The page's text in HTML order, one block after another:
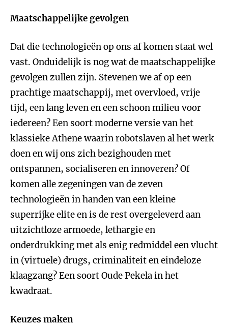
Maatschappelijke gevolgen
Dat die technologieën op ons af komen staat wel
vast. Onduidelijk is nog wat de maatschappelijke
gevolgen zullen zijn. Stevenen we af op een
prachtige maatschappij, met overvloed, vrije
tijd, een lang leven en een schoon milieu voor
iedereen? Een soort moderne versie van het
klassieke Athene waarin robotslaven al het werk
doen en wij ons zich bezighouden met
ontspannen, socialiseren en innoveren? Of
komen alle zegeningen van de zeven
technologieën in handen van een kleine
superrijke elite en is de rest overgeleverd aan
uitzichtloze armoede, lethargie en
onderdrukking met als enig redmiddel een vlucht
in (virtuele) drugs, criminaliteit en eindeloze
klaagzang? Een soort Oude Pekela in het
kwadraat.
Keuzes maken